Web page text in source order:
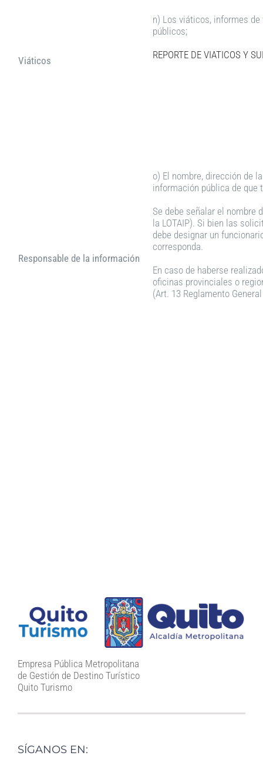
Viáticos
n) Los viáticos, informes
públicos;
REPORTE DE VIATICOS Y
Responsable de la información
o) El nombre, dirección de
información pública de que
Se debe señalar el nombre
la LOTAIP). Si bien las
debe designar un
corresponda.
En caso de haberse
oficinas provinciales o
(Art. 13 Reglamento
Empresa Pública Metropolitana
de Gestión de Destino Turístico
Quito Turismo
SÍGANOS EN: